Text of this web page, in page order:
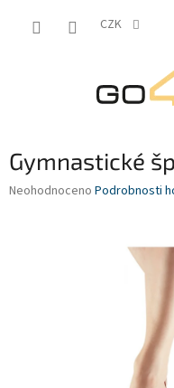
CZK
Gymnastické
Průměrné
Neohodnoceno Podrobnosti